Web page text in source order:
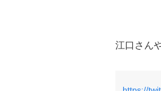
江口さん